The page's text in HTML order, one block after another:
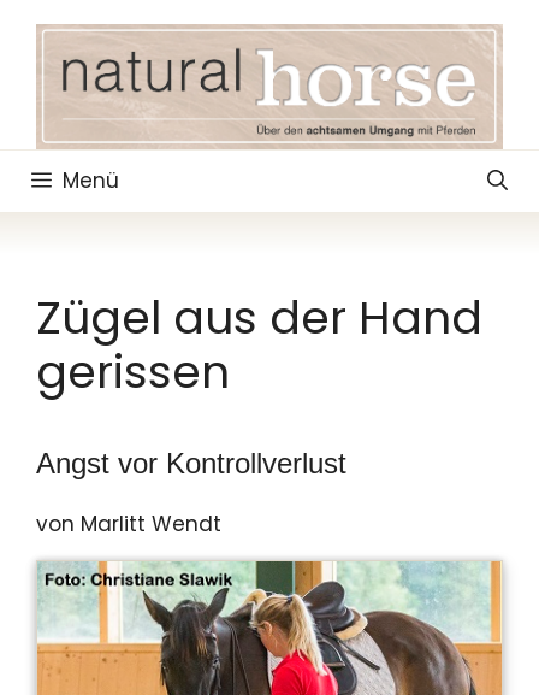
springen
Menü
Zügel aus der Hand
gerissen
Angst vor Kontrollverlust
von Marlitt Wendt